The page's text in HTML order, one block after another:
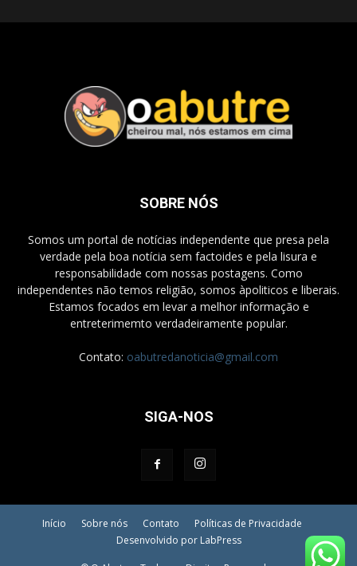
SOBRE NÓS
Somos um portal de notícias independente que presa pela
verdade pela boa notícia sem factoides e pela lisura e
responsabilidade com nossas postagens. Como
independentes não temos religião, somos àpoliticos e liberais.
Estamos focados em levar a melhor informação e
entreterimemto verdadeiramente popular.
Contato: oabutredanoticia@gmail.com
SIGA-NOS
Início Sobre nós Contato
Políticas de Privacidade
Desenvolvido por LabPress